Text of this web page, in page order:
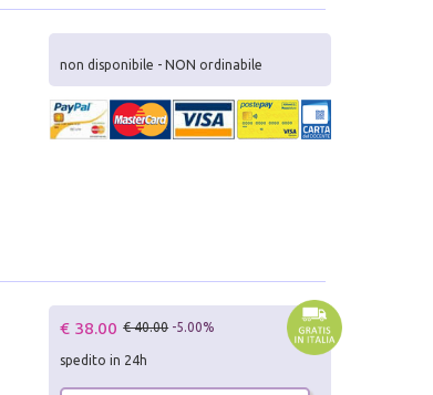
non disponibile - NON ordinabile
€ 38.00 € 40.00 -5.00%
spedito in 24h